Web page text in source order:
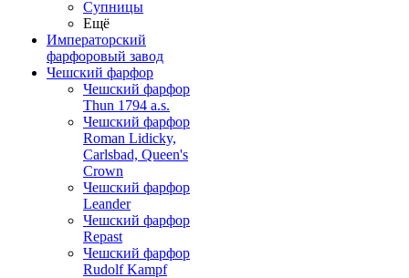
Супницы
Ещё
Императорский
фарфоровый завод
Чешский фарфор
Чешский фарфор
Thun 1794 a.s.
Чешский фарфор
Roman Lidicky,
Carlsbad, Queen's
Crown
Чешский фарфор
Leander
Чешский фарфор
Repast
Чешский фарфор
Rudolf Kampf